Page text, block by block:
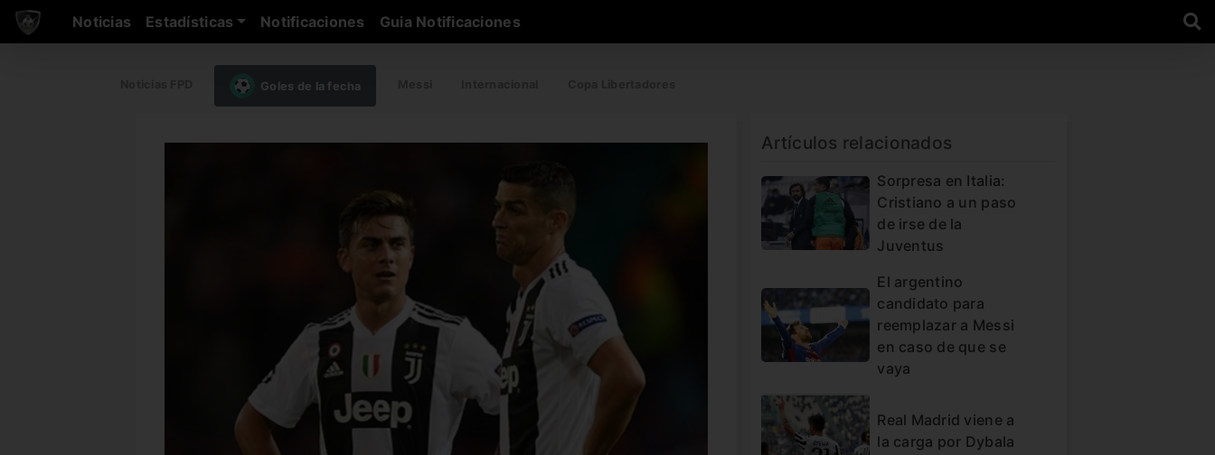
Noticias Estadísticas Notificaciones Guia Notificaciones
Goles de la fecha
Artículos relacionados
Sorpresa en Italia:
Cristiano a un paso
de irse de la
Juventus
El argentino
candidato para
reemplazar a Messi
en caso de que se
vaya
Real Madrid viene a
la carga por Dybala